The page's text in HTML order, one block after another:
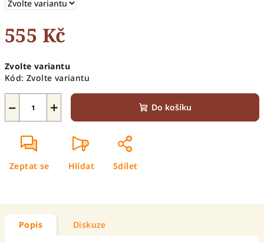
555 Kč
cena:
Zvolte variantu
Kód: Zvolte variantu
+
− Do košíku
Zeptat se Hlídat Sdílet
Popis Diskuze